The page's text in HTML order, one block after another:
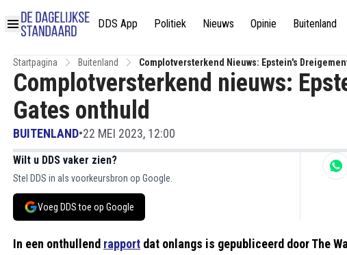
DDS App Politiek Nieuws Opinie Buitenland
Startpagina Buitenland Complotversterkend Nieuws: Epstein's
Complotversterkend nieuws:
Gates onthuld
BUITENLAND•22 MEI 2023, 12:00
Wilt u DDS vaker zien?
Stel DDS in als voorkeursbron op Google.
Voeg DDS toe op Google
In een onthullend rapport dat onlangs is gepubliceerd door The